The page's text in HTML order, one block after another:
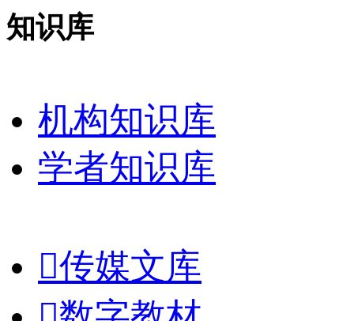
知识库
机构知识库
学者知识库
传媒文库